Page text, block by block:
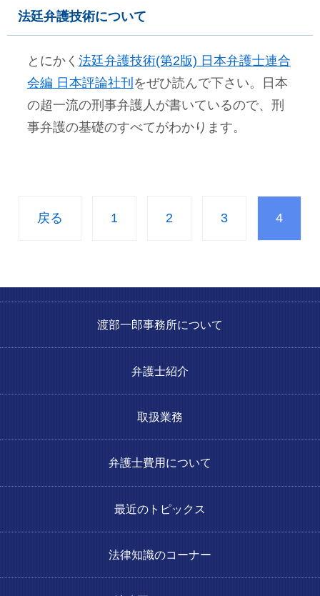
法廷弁護技術について
とにかく 法廷弁護技術(第2版) 日本弁護士連合
会編 日本評論社刊 をぜひ読んで下さい。日本
の超一流の刑事弁護人が書いているので、刑
事弁護の基礎のすべてがわかります。
戻る 1 2 3 4
渡部一郎事務所について
弁護士紹介
取扱業務
弁護士費用について
最近のトピックス
法律知識のコーナー